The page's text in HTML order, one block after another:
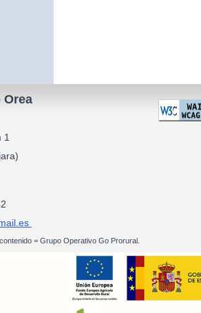
Orea
1
83 60 01
= Grupo Operativo Go Prorural.